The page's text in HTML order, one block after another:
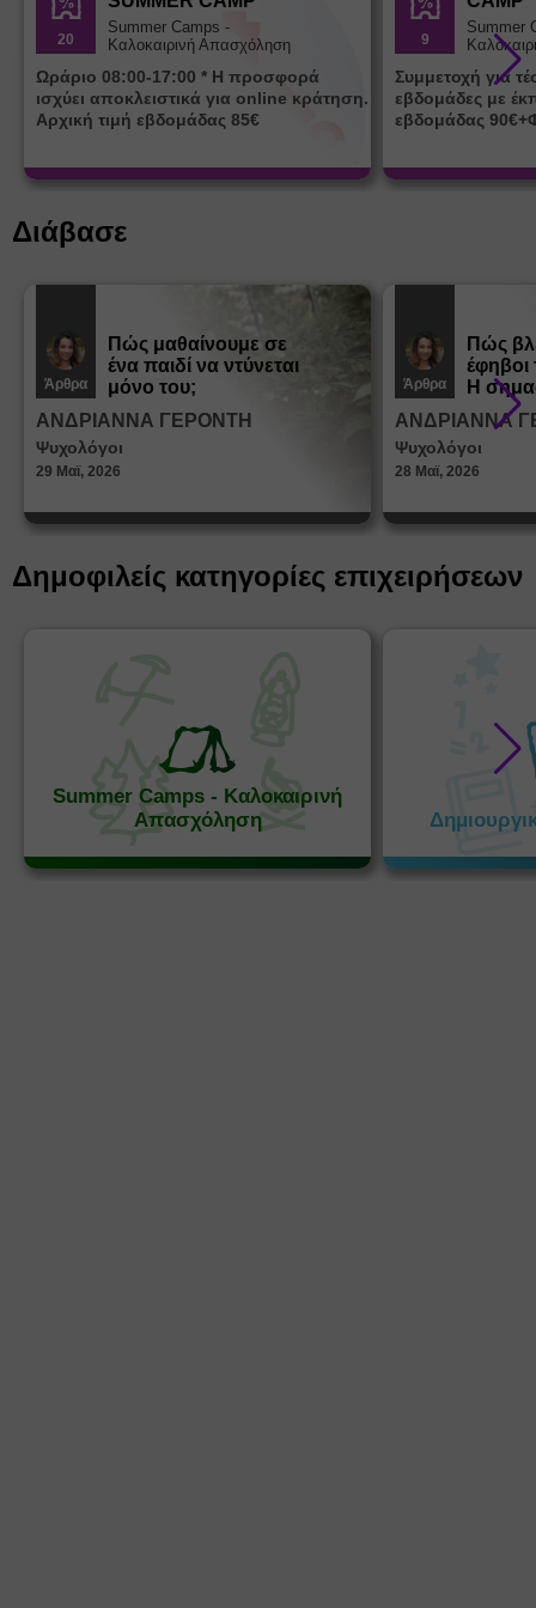
20
Summer Camps -
Καλοκαιρινή Απασχόληση
Ωράριο 08:00-17:00 * Η προσφορά
ισχύει αποκλειστικά για online κράτηση.
Αρχική τιμή εβδομάδας 85€
9
Summer
Συμμετοχή για
εβδομάδες με
εβδομάδας
Διάβασε
Άρθρα
Πώς μαθαίνουμε σε
ένα παιδί να ντύνεται
μόνο του;
ΑΝΔΡΙΑΝΝΑ ΓΕΡΟΝΤΗ
Ψυχολόγοι
29 Μαϊ, 2026
Άρθρα
Πώς
Η
στη
ΑΝΔΡΙΑΝΝΑ
Ψυχολόγοι
28 Μαϊ, 2026
Δημοφιλείς κατηγορίες επιχειρήσεων
Summer Camps - Καλοκαιρινή
Απασχόληση